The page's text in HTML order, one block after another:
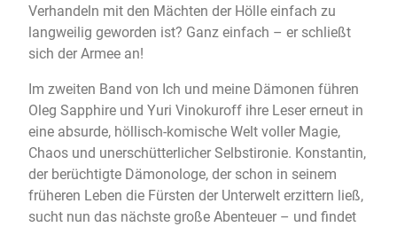
Verhandeln mit den Mächten der Hölle einfach zu
langweilig geworden ist? Ganz einfach – er schließt
sich der Armee an!
Im zweiten Band von Ich und meine Dämonen führen
Oleg Sapphire und Yuri Vinokuroff ihre Leser erneut in
eine absurde, höllisch-komische Welt voller Magie,
Chaos und unerschütterlicher Selbstironie. Konstantin,
der berüchtigte Dämonologe, der schon in seinem
früheren Leben die Fürsten der Unterwelt erzittern ließ,
sucht nun das nächste große Abenteuer – und findet